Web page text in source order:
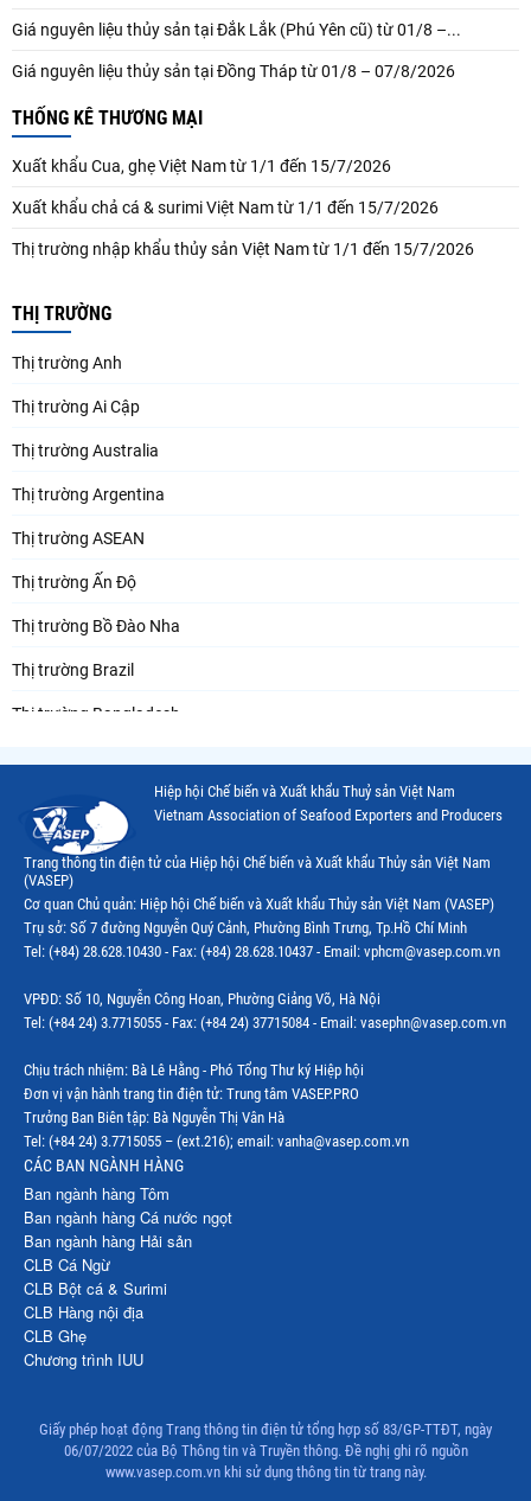
Giá nguyên liệu thủy sản tại Đắk Lắk (Phú Yên cũ) từ 01/8 –...
Giá nguyên liệu thủy sản tại Đồng Tháp từ 01/8 – 07/8/2026
THỐNG KÊ THƯƠNG MẠI
Xuất khẩu Cua, ghẹ Việt Nam từ 1/1 đến 15/7/2026
Xuất khẩu chả cá & surimi Việt Nam từ 1/1 đến 15/7/2026
Thị trường nhập khẩu thủy sản Việt Nam từ 1/1 đến 15/7/2026
THỊ TRƯỜNG
Thị trường Anh
Thị trường Ai Cập
Thị trường Australia
Thị trường Argentina
Thị trường ASEAN
Thị trường Ấn Độ
Thị trường Bồ Đào Nha
Thị trường Brazil
Thị trường Bangladesh
Thị trường Canada
Thị trường Ecuador
Thị trường EU
Thị trường Indonesia
Thị trường Mỹ
Thị trường Nga
Thị trường Hàn Quốc
Thị trường Nhật Bản
Thị trường Thái Lan
Thị trường Trung Quốc
Thị trường Philippines
Thị trường Tây Ban Nha
Thị trường thủy sản khác
Hiệp hội Chế biến và Xuất khẩu Thuỷ sản Việt Nam
Vietnam Association of Seafood Exporters and Producers
Trang thông tin điện tử của Hiệp hội Chế biến và Xuất khẩu Thủy sản Việt Nam
(VASEP)
Cơ quan Chủ quản: Hiệp hội Chế biến và Xuất khẩu Thủy sản Việt Nam (VASEP)
Trụ sở: Số 7 đường Nguyễn Quý Cảnh, Phường Bình Trưng, Tp.Hồ Chí Minh
Tel: (+84) 28.628.10430 - Fax: (+84) 28.628.10437 - Email: vphcm@vasep.com.vn
VPĐD: Số 10, Nguyễn Công Hoan, Phường Giảng Võ, Hà Nội
Tel: (+84 24) 3.7715055 - Fax: (+84 24) 37715084 - Email: vasephn@vasep.com.vn
Chịu trách nhiệm: Bà Lê Hằng - Phó Tổng Thư ký Hiệp hội
Đơn vị vận hành trang tin điện tử: Trung tâm VASEP.PRO
Trưởng Ban Biên tập: Bà Nguyễn Thị Vân Hà
Tel: (+84 24) 3.7715055 – (ext.216); email: vanha@vasep.com.vn
CÁC BAN NGÀNH HÀNG
Ban ngành hàng Tôm
Ban ngành hàng Cá nước ngọt
Ban ngành hàng Hải sản
CLB Cá Ngừ
CLB Bột cá & Surimi
CLB Hàng nội địa
CLB Ghẹ
Chương trình IUU
Giấy phép hoạt động Trang thông tin điện tử tổng hợp số 83/GP-TTĐT, ngày
06/07/2022 của Bộ Thông tin và Truyền thông. Đề nghị ghi rõ nguồn
www.vasep.com.vn khi sử dụng thông tin từ trang này.